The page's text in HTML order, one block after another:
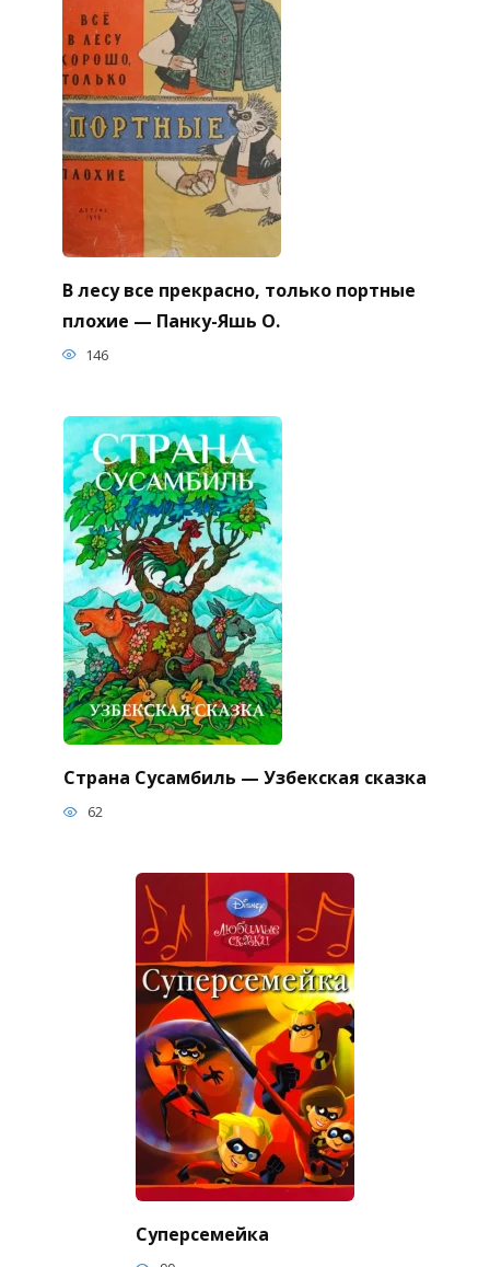
В лесу все прекрасно, только портные
плохие — Панку-Яшь О.
146
Страна Сусамбиль — Узбекская сказка
62
Суперсемейка